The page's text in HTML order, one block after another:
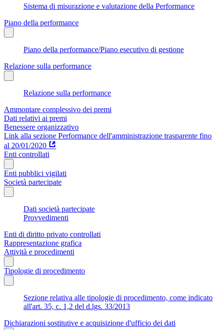
Sistema di misurazione e valutazione della Performance
Piano della performance
Piano della performance/Piano esecutivo di gestione
Relazione sulla performance
Relazione sulla performance
Ammontare complessivo dei premi
Dati relativi ai premi
Benessere organizzativo
Link alla sezione Performance dell'amministrazione trasparente fino
al 20/01/2020
Enti controllati
Enti pubblici vigilati
Società partecipate
Dati società partecipate
Provvedimenti
Enti di diritto privato controllati
Rappresentazione grafica
Attività e procedimenti
Tipologie di procedimento
Sezione relativa alle tipologie di procedimento, come indicato
all'art. 35, c. 1,2 del d.lgs. 33/2013
Dichiarazioni sostitutive e acquisizione d'ufficio dei dati